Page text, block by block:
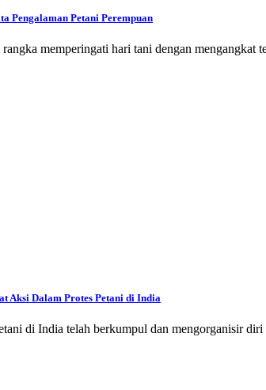
Pengalaman Petani Perempuan
memperingati hari tani dengan mengangkat
Aksi Dalam Protes Petani di India
di India telah berkumpul dan mengorganisir